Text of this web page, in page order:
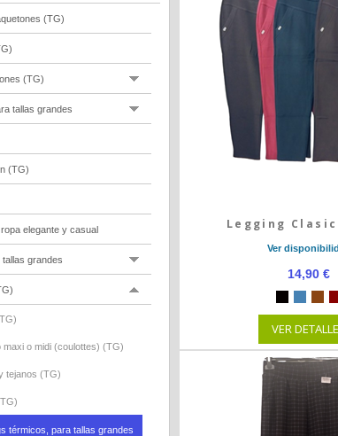
(TG)
(TG)
tallas grandes
(TG)
elegante y casual
grandes
maxi o midi (coulottes) (TG)
tejanos (TG)
térmicos, para tallas grandes
Legging
Ver
14,90 €
VER